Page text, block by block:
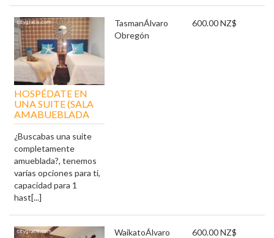
HOSPÉDATE EN
UNA SUITE (SALA
AMABUEBLADA
¿Buscabas una suite
completamente
amueblada?, tenemos
varias opciones para ti,
capacidad para 1
hast[...]
TasmanÁlvaro
Obregón
600.00 NZ$
WaikatoÁlvaro
600.00 NZ$